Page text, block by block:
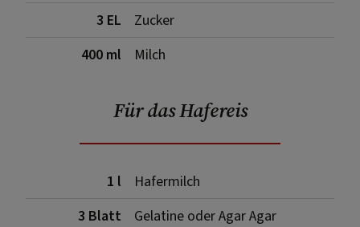
3 EL
Zucker
400 ml
Milch
Für das Hafereis
1 l
Hafermilch
3 Blatt
Gelatine oder Agar Agar